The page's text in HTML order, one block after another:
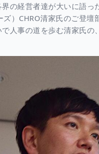
の経営者達が大いに語
）CHRO清家氏のご登
人事の道を歩む清家氏の